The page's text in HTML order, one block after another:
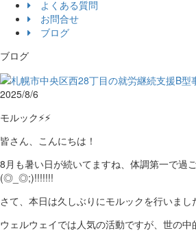
よくある質問
お問合せ
ブログ
ブログ
2025/8/6
モルック⚡⚡
皆さん、こんにちは！
8月も暑い日が続いてますね、体調第一で過
(◎_◎;)!!!!!!!
さて、本日は久しぶりにモルックを行いまし
ウェルウェイでは人気の活動ですが、世の